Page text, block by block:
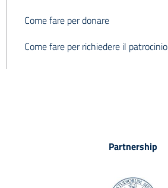
Come fare per donare
Come fare per richiedere il patrocinio
Partnership